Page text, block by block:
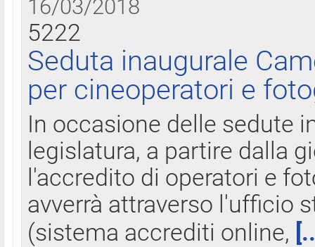
16/03/2018
5222
Seduta inaugurale
per cineoperatori e
In occasione delle sedute
legislatura, a partire dalla
l'accredito di operatori e
avverrà attraverso l'ufficio
(sistema accrediti online,